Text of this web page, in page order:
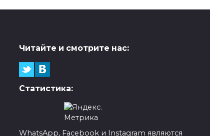
Читайте и смотрите нас:
Статистика:
WhatsApp, Facebook и Instagram являются